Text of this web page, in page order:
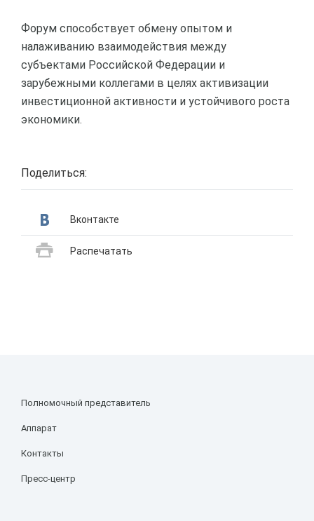
Форум способствует обмену опытом и
налаживанию взаимодействия между
субъектами Российской Федерации и
зарубежными коллегами в целях активизации
инвестиционной активности и устойчивого роста
экономики.
Поделиться:
Вконтакте
Распечатать
Полномочный представитель
Аппарат
Контакты
Пресс-центр